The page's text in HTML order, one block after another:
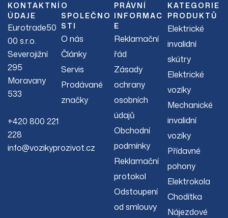
KONTAKTNÍ
ÚDAJE
Eurotrade50
00 s.r.o.
Severojižní
295
Moravany
533
+420 800 221
228
info@vozikyprozivot.cz
O
SPOLEČNO
STI
O nás
Články
Servis
Prodávané
značky
PRÁVNÍ
INFORMAC
E
Reklamační
řád
Zásady
ochrany
osobních
údajů
Obchodní
podmínky
Reklamační
protokol
Odstoupení
od smlouvy
KATEGORIE
PRODUKTŮ
Elektrické
invalidní
skútry
Elektrické
vozíky
Mechanické
invalidní
vozíky
Přídavné
pohony
Elektrokola
Chodítka
Nájezdové